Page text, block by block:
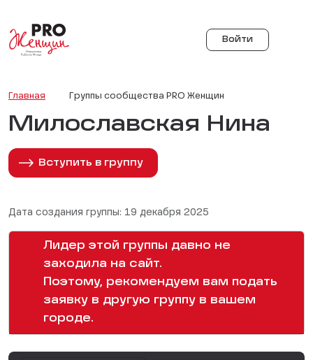
Войти
Главная Группы сообщества PRO Женщин
Милославская Нина
Вступить в группу
Дата создания группы: 19 декабря 2025
Лидер этой группы давно не
заходила на сайт.
Поэтому, рекомендуем вам подать
заявку в другую группу в вашем
городе.